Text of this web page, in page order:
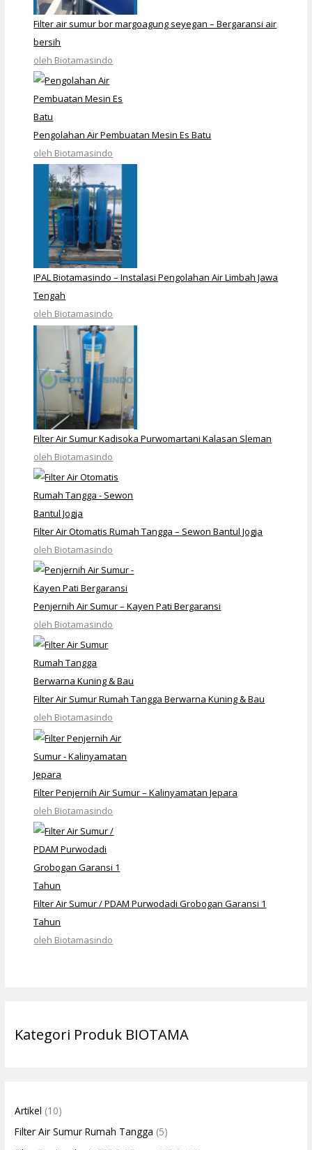
Filter air sumur bor margoagung seyegan – Bergaransi air
bersih
oleh Biotamasindo
Pengolahan Air Pembuatan Mesin Es Batu
oleh Biotamasindo
IPAL Biotamasindo – Instalasi Pengolahan Air Limbah Jawa
Tengah
oleh Biotamasindo
Filter Air Sumur Kadisoka Purwomartani Kalasan Sleman
oleh Biotamasindo
Filter Air Otomatis Rumah Tangga – Sewon Bantul Jogja
oleh Biotamasindo
Penjernih Air Sumur – Kayen Pati Bergaransi
oleh Biotamasindo
Filter Air Sumur Rumah Tangga Berwarna Kuning & Bau
oleh Biotamasindo
Filter Penjernih Air Sumur – Kalinyamatan Jepara
oleh Biotamasindo
Filter Air Sumur / PDAM Purwodadi Grobogan Garansi 1
Tahun
oleh Biotamasindo
Kategori Produk BIOTAMA
Artikel (10)
Filter Air Sumur Rumah Tangga (5)